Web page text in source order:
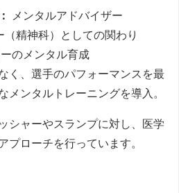
メンタルアドバイザー
（精神科）としての関わり
のメンタル育成
く、選手のパフォーマンスを最
メンタルトレーニングを導入。
シャーやスランプに対し、医学
プローチを行っています。